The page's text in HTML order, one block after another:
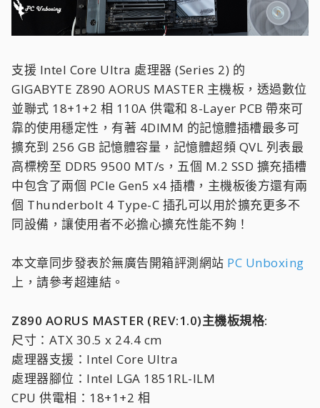
支援 Intel Core Ultra 處理器 (Series 2) 的
GIGABYTE Z890 AORUS MASTER 主機板，透過數位
並聯式 18+1+2 相 110A 供電和 8-Layer PCB 帶來可
靠的使用穩定性，有著 4DIMM 的記憶體插槽最多可
擴充到 256 GB 記憶體容量，記憶體超頻 QVL 列表最
高標榜至 DDR5 9500 MT/s，五個 M.2 SSD 擴充插槽
中包含了兩個 PCIe Gen5 x4 插槽，主機板後方還有兩
個 Thunderbolt 4 Type-C 插孔可以用於擴充更多不
同設備，讓使用者不必擔心擴充性能不夠！
本文章同步發表於無廣告開箱評測網站 PC Unboxing
上，請參考超連結。
Z890 AORUS MASTER (REV:1.0)主機板規格:
尺寸：ATX 30.5 x 24.4 cm
處理器支援：Intel Core Ultra
處理器腳位：Intel LGA 1851RL-ILM
CPU 供電相：18+1+2 相